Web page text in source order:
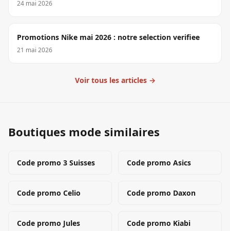
24 mai 2026
Promotions Nike mai 2026 : notre selection verifiee
21 mai 2026
Voir tous les articles →
Boutiques mode similaires
Code promo 3 Suisses Code promo Asics
Code promo Celio Code promo Daxon
Code promo Jules Code promo Kiabi